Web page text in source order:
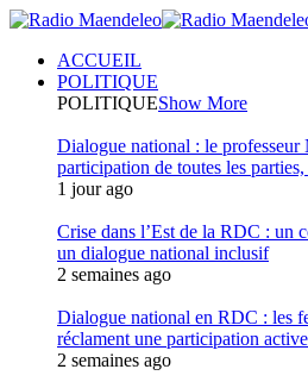
ACCUEIL
POLITIQUE
POLITIQUEShow More
Dialogue national : le
participation de toutes les
1 jour ago
Crise dans l’Est de la RDC : un
un dialogue national inclusif
2 semaines ago
Dialogue national en RDC : les
réclament une participation
2 semaines ago